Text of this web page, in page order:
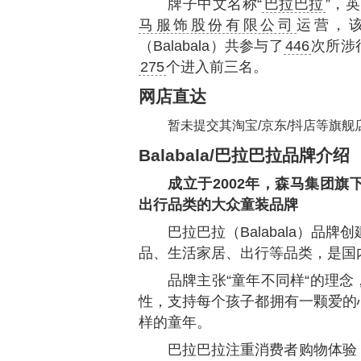
牌子中文名称“ 巴拉巴拉 ”，
马服饰股份有限公司 运营，
（Balabala）共参与了 446次所涉
275个进入前三名。
网店直达
暂未提交其淘宝/京东/抖店等旗舰
Balabala/巴拉巴拉品牌介绍
成立于2002年，森马集团旗
出行品类的大众童装品牌
巴拉巴拉（Balabala）品牌
品、生活家居、出行等品类，是
品牌主张“童年不同样“的理
性，支持每个孩子都拥有一颗爱
样的童年。
巴拉巴拉注重消费者购物体